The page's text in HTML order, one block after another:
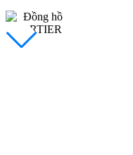
Đồng Hồ Nam